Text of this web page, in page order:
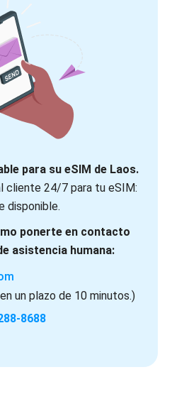
para su eSIM de Laos.
cliente 24/7 para tu eSIM:
disponible.
ponerte en contacto
asistencia humana:
un plazo de 10 minutos.)
8688